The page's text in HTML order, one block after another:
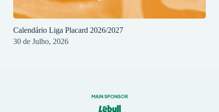
Calendário Liga Placard 2026/2027
30 de Julho, 2026